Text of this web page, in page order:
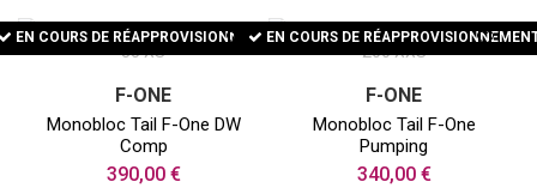
EN COURS DE RÉAPPROVISIONNEMENT
F-ONE
Monobloc Tail F-One DW
Comp
390,00 €
EN COURS DE
F-ONE
Monobloc Tail F-One
Pumping
340,00 €